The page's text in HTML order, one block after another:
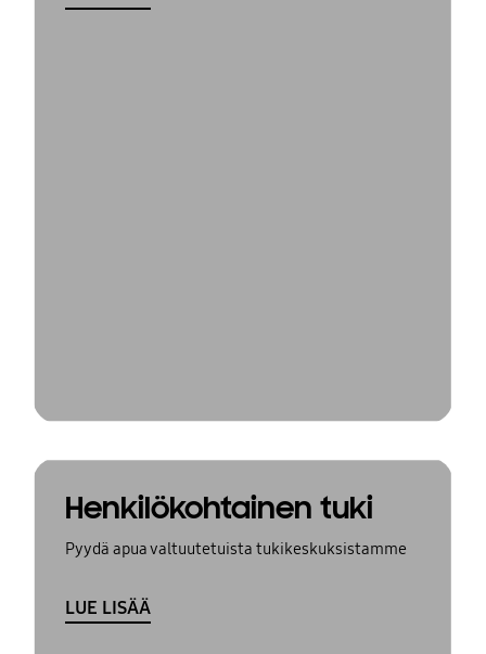
Henkilökohtainen tuki
Pyydä apua valtuutetuista tukikeskuksistamme
LUE LISÄÄ